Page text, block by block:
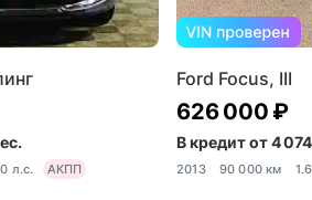
л.с. АКПП
Ford Focus, III
626 000 ₽
В кредит от 4
2013 90 000 км